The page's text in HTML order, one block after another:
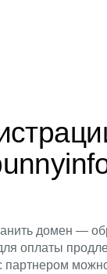
домен —
оплаты
партнером